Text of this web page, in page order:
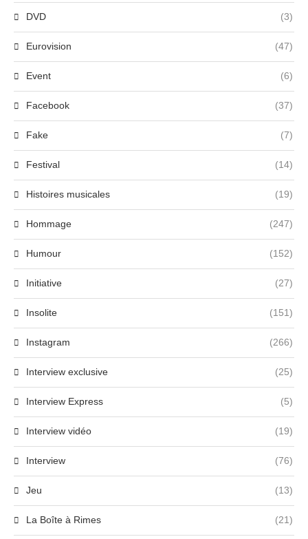
DVD (3)
Eurovision (47)
Event (6)
Facebook (37)
Fake (7)
Festival (14)
Histoires musicales (19)
Hommage (247)
Humour (152)
Initiative (27)
Insolite (151)
Instagram (266)
Interview exclusive (25)
Interview Express (5)
Interview vidéo (19)
Interview (76)
Jeu (13)
La Boîte à Rimes (21)